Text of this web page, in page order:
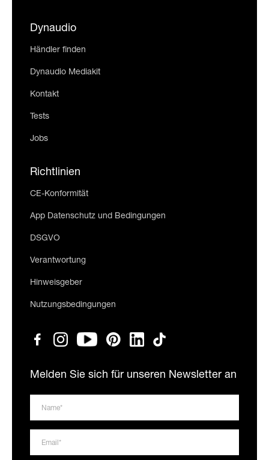
Dynaudio
Händler finden
Dynaudio Mediakit
Kontakt
Tests
Jobs
Richtlinien
CE-Konformität
App Datenschutz und Bedingungen
DSGVO
Verantwortung
Hinweisgeber
Nutzungsbedingungen
Melden Sie sich für unseren Newsletter an